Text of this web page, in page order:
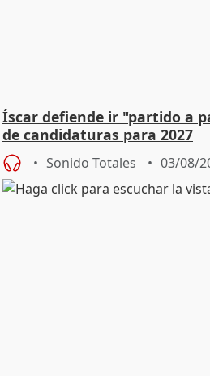
Íscar defiende ir "partido a
de candidaturas para 2027
Sonido Totales 03/08/